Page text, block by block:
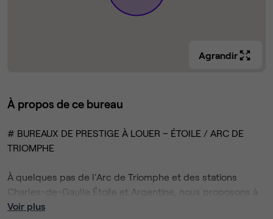
Agrandir
À propos de ce bureau
# BUREAUX DE PRESTIGE À LOUER – ÉTOILE / ARC DE
TRIOMPHE
À quelques pas de l'Arc de Triomphe et des stations
Charles-de-Gaulle Étoile et Argentine, nous proposons à
la location un espace de bureaux privatifs d'environ 56 m²
Voir plus